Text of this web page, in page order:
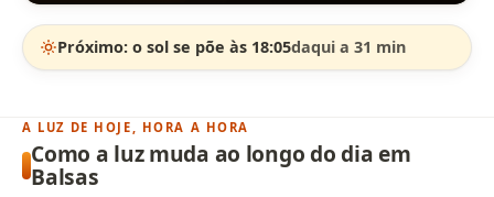
Próximo: o sol se põe às 18:05daqui a 31 min
A LUZ DE HOJE, HORA A HORA
Como a luz muda ao longo do dia em
Balsas